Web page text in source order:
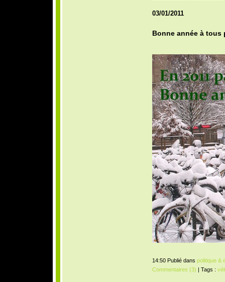
03/01/2011
Bonne année à tous
14:50 Publié dans politique &
Commentaires (3) | Tags :